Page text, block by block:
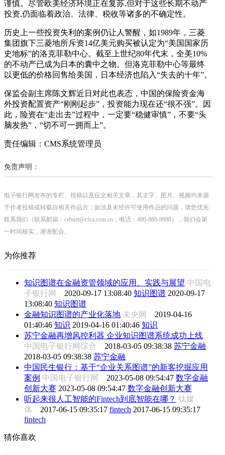
谨慎。尽管欧美经济环境正在复苏,但对于这些长期不动产
投资,仍面临着政治、法律、税收等诸多的不确定性。
历史上一些投资失利的案例仍让人警醒，如1989年，三菱
集团旗下三菱地所斥资14亿美元购买被认定为“美国国家历
史地标”的洛克菲勒中心。截至上世纪80年代末，全美10%
的不动产已成为日本的囊中之物。但洛克菲勒中心等最终
以更低的价格回售给美国，日本经济也陷入“失去的十年”。
保监会副主席陈文辉近日对此也表态，中国的保险资金海
外投资配置资产“刚刚起步”，投资能力现在还“很不强”。因
此，险资在“走出去”过程中，一定要“稳健审慎”，不要“头
脑发热”，“切不可一拥而上”。
责任编辑：CMS系统管理员
免责声明：
电子银行网发布的专栏、投稿以及征文相关文章，其文字、图片、视频均来源
于作者投稿或转载自相关作品方；如涉及未经许可使用作品的问题，请您优先
联系我们（联系邮箱：cebnet@cfca.com.cn，电话：400-880-9888），我们会第
一时间核实，谢谢配合。
为你推荐
知识图谱在金融资管领域的应用、实践与展望 中国电
子银行网 2020-09-17 13:08:40 知识图谱 2020-09-17
13:08:40 知识图谱
金融知识图谱的产业化落地 未央网 2019-04-16
01:40:46 知识 2019-04-16 01:40:46 知识
苏宁金融再增风控利器 企业知识图谱系统成功上线
中国电子银行网综合 2018-03-05 09:38:38 苏宁金融
2018-03-05 09:38:38 苏宁金融
中国民生银行：基于“企业关系图谱”的新客挖掘应用
案例 中国电子银行网 2023-05-08 09:54:47 数字金融
创新大赛 2023-05-08 09:54:47 数字金融创新大赛
听起来很人工智能的Fintech到底智能在哪？ 钛媒
体 2017-06-15 09:35:17 fintech 2017-06-15 09:35:17
fintech
猜你喜欢